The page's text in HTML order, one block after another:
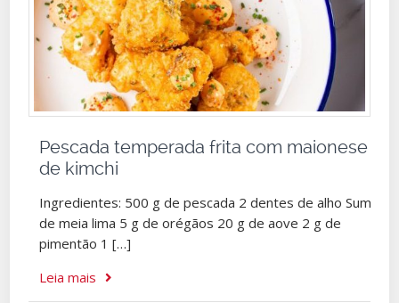
Pescada temperada frita com maionese
de kimchi
Ingredientes: 500 g de pescada 2 dentes de alho Sumo
de meia lima 5 g de orégãos 20 g de aove 2 g de
pimentão 1 […]
Leia mais